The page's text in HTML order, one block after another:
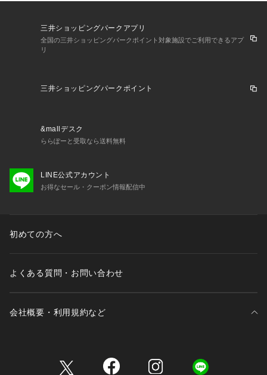
※外箱は輸送時にキズや凹みなどが生じる場合がございます。
予めご了承ください。
ってみえる場合がございます。
※【充電式でないクオーツ製品の場合】お買い上げいただきま
いただくまでの期間にも電池はある程度消耗するものでご購入
時までに電池がもたない場合もございます。電池切れは保証の
三井ショッピングパークアプリ
全国の三井ショッピングパークポイント対象施設でご利用できるアプ
リ
三井ショッピングパークポイント
&mallデスク
ららぽーと受取なら送料無料
LINE公式アカウント
お得なセール・クーポン情報配信中
初めての方へ
よくある質問・お問い合わせ
会社概要・利用規約など